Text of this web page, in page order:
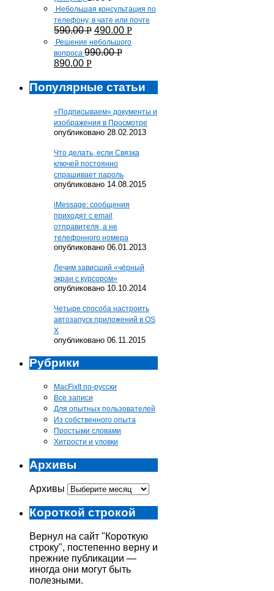
Небольшая консультация по
телефону, в чате или почте
590.00Р 490.00 Р
Решение небольшого
вопроса 990.00Р
890.00 Р
Популярные статьи
«Подписываем» документы и
изображения в Просмотре
опубликовано 28.02.2013
Что делать, если Связка
ключей постоянно
спрашивает пароль
опубликовано 14.08.2015
iMessage: сообщения
приходят с email
отправителя, а не
телефонного номера
опубликовано 06.01.2013
Лечим зависший «чёрный
экран с курсором»
опубликовано 10.10.2014
Четыре способа настроить
автозапуск приложений в OS
X
опубликовано 06.11.2015
Рубрики
MacFixIt по-русски
Все записи
Для опытных пользователей
Из собственного опыта
Простыми словами
Хитрости и уловки
Архивы
Архивы
Короткой строкой
Вернул на сайт "Короткую
строку", постепенно верну и
прежние публикации —
иногда они могут быть
полезными.